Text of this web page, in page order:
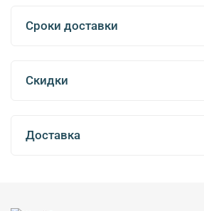
Сроки доставки
Скидки
Доставка